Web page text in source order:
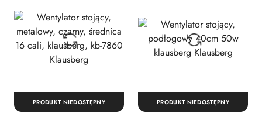
PRODUKT NIEDOSTĘPNY PRODUKT NIEDOSTĘPNY